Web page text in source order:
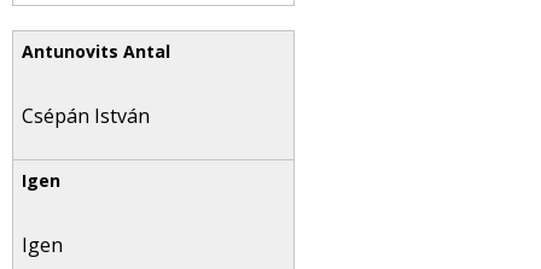
Csépán István
Igen